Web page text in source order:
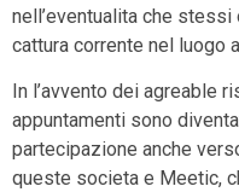
nell’eventualita che
cattura corrente nel luogo
In l’avvento dei agreable
appuntamenti sono
partecipazione anche
queste societa e Meetic,